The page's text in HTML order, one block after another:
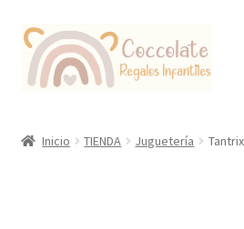
Ir
la
Ir
contenido
Inicio TIENDA Juguetería